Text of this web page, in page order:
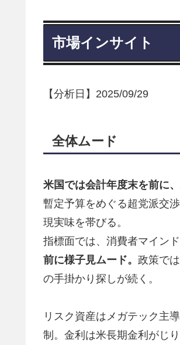
市場インサイト
【分析日】2025/09/29
全体ムード
米国では会計年度末を前に
暫定予算をめぐる超党派交
現実味を帯びる。
指標面では、消費者マイン
前に様子見ムード。 政策で
の手掛かり探しが続く。
リスク資産はメガテック主
制。金利は米長期金利がじ